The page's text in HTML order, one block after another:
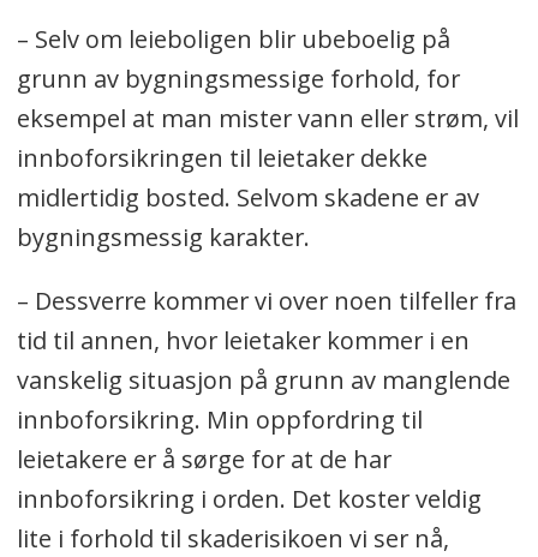
– Selv om leieboligen blir ubeboelig på
grunn av bygningsmessige forhold, for
eksempel at man mister vann eller strøm, vil
innboforsikringen til leietaker dekke
midlertidig bosted. Selvom skadene er av
bygningsmessig karakter.
– Dessverre kommer vi over noen tilfeller fra
tid til annen, hvor leietaker kommer i en
vanskelig situasjon på grunn av manglende
innboforsikring. Min oppfordring til
leietakere er å sørge for at de har
innboforsikring i orden. Det koster veldig
lite i forhold til skaderisikoen vi ser nå,